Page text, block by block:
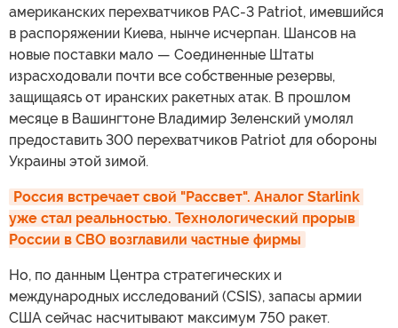
американских перехватчиков PAC-3 Patriot, имевшийся
в распоряжении Киева, нынче исчерпан. Шансов на
новые поставки мало — Соединенные Штаты
израсходовали почти все собственные резервы,
защищаясь от иранских ракетных атак. В прошлом
месяце в Вашингтоне Владимир Зеленский умолял
предоставить 300 перехватчиков Patriot для обороны
Украины этой зимой.
Россия встречает свой "Рассвет". Аналог Starlink
уже стал реальностью. Технологический прорыв
России в СВО возглавили частные фирмы
Но, по данным Центра стратегических и
международных исследований (CSIS), запасы армии
США сейчас насчитывают максимум 750 ракет.